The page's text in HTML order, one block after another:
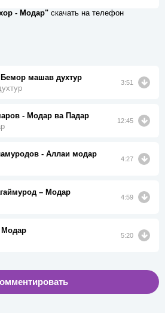
- Модар" скачать на телефон
машав духтур
3:51
- Модар ва Падар
12:45
- Аллаи модар
4:27
– Модар
4:59
Модар
5:20